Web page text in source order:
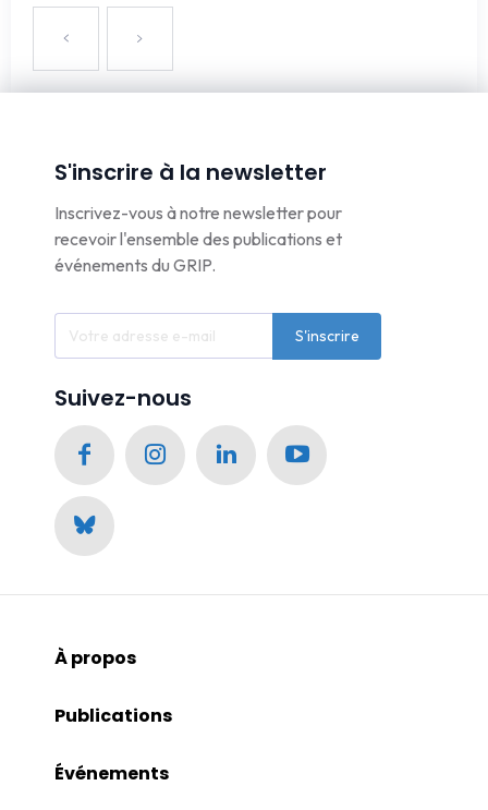
S'inscrire à la newsletter
Inscrivez-vous à notre newsletter pour
recevoir l'ensemble des publications et
événements du GRIP.
S'inscrire
Suivez-nous
À propos
Publications
Événements